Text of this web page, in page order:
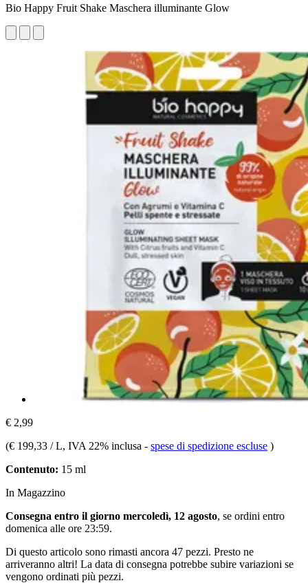
Bio Happy Fruit Shake Maschera illuminante Glow
€ 2,99
(€ 199,33 / L, IVA 22% inclusa - spese di spedizione escluse )
Contenuto: 15 ml
In Magazzino
Consegna entro il giorno mercoledì, 12 agosto, se ordini entro
domenica alle ore 23:59.
Di questo articolo sono rimasti ancora 47 pezzi. Presto ne
arriveranno altri! La data di consegna potrebbe subire variazioni se
vengono ordinati più pezzi.